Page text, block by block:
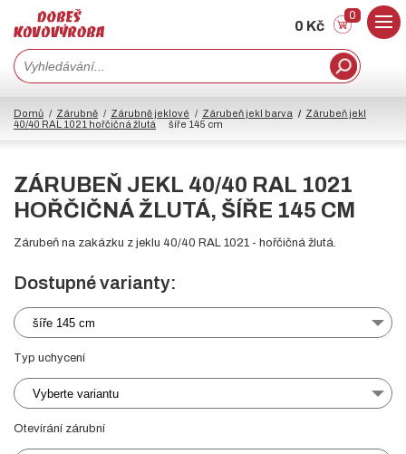
0 Kč
0
Domů Zárubně Zárubně jeklové Zárubeň jekl barva
Zárubeň jekl
40/40 RAL 1021 hořčičná žlutá
šíře 145 cm
ZÁRUBEŇ JEKL 40/40 RAL 1021
HOŘČIČNÁ ŽLUTÁ, ŠÍŘE 145 CM
Zárubeň na zakázku z jeklu 40/40 RAL 1021 - hořčičná žlutá.
Dostupné varianty:
šíře 145 cm
Typ uchycení
Vyberte variantu
Otevírání zárubní